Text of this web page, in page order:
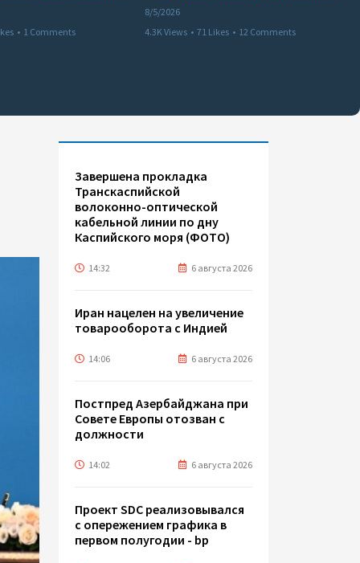
• 1 Comments
8/5/2026
4.3K Views • 71 Likes • 12 Comments
Завершена прокладка
Транскаспийской
волоконно-оптической
кабельной линии по дну
Каспийского моря (ФОТО)
14:32 6 августа 2026
Иран нацелен на увеличение
товарооборота с Индией
14:06 6 августа 2026
Постпред Азербайджана при
Совете Европы отозван с
должности
14:02 6 августа 2026
Проект SDC реализовывался
с опережением графика в
первом полугодии - bp